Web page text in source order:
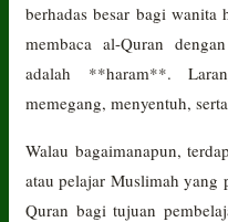
berhadas besar bagi
membaca al-Quran
adalah **haram**.
memegang, menyentuh,
Walau bagaimanapun,
atau pelajar Muslimah yang
Quran bagi tujuan